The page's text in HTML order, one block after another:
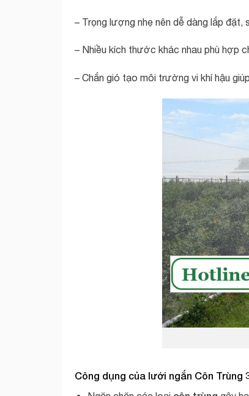
– Trọng lượng nhẹ nên dễ dàng lắp đặt,
– Nhiều kích thước khác nhau phù hợp
– Chắn gió tạo môi trường vi khí hậu
Công dụng của lưới ngắn Côn Trùng